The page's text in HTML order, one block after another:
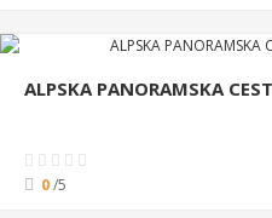
ALPSKA PANORAMSKA
0/5